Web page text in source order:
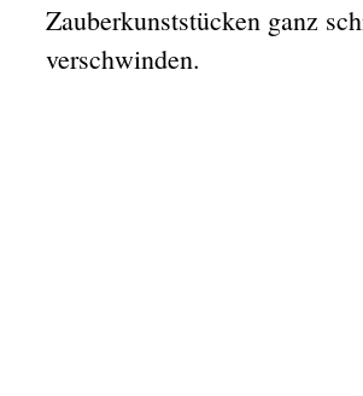
Zauberkunststücken ganz
verschwinden.